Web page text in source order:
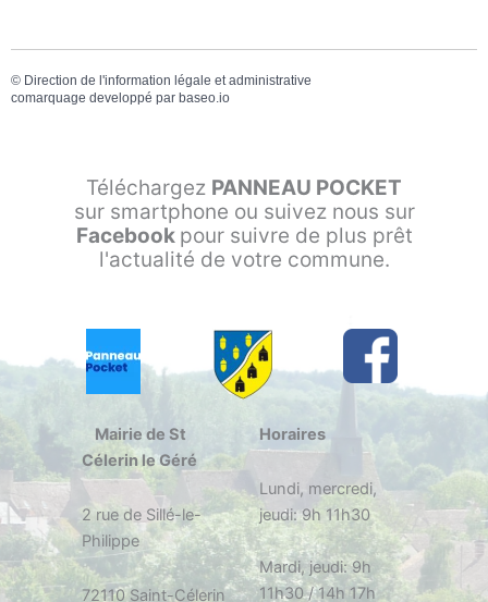
© Direction de l'information légale et administrative
comarquage developpé par baseo.io
Téléchargez PANNEAU POCKET
sur smartphone ou suivez nous sur
Facebook pour suivre de plus prêt
l'actualité de votre commune.
Mairie de St
Célerin le Géré
2 rue de Sillé-le-
Philippe
72110 Saint-Célerin
Horaires
Lundi, mercredi,
jeudi: 9h 11h30
Mardi, jeudi: 9h
11h30 / 14h 17h